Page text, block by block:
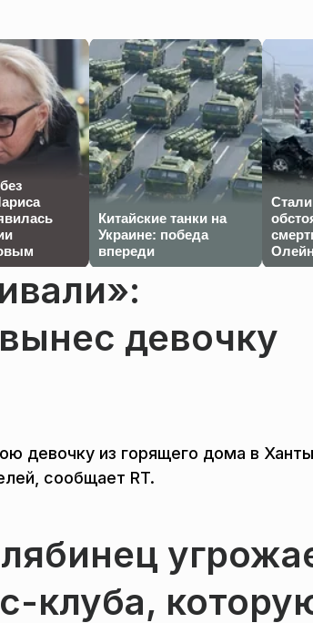
Китайские танки на
Украине: победа
впереди
девочку
девочку из горящего дома в
сообщает RT.
клуба,